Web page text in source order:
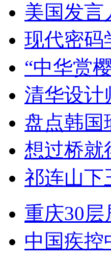
美国发言
现代密
“中华赏
清华设计
盘点韩国
想过桥就
祁连山下
重庆30
中国疾控